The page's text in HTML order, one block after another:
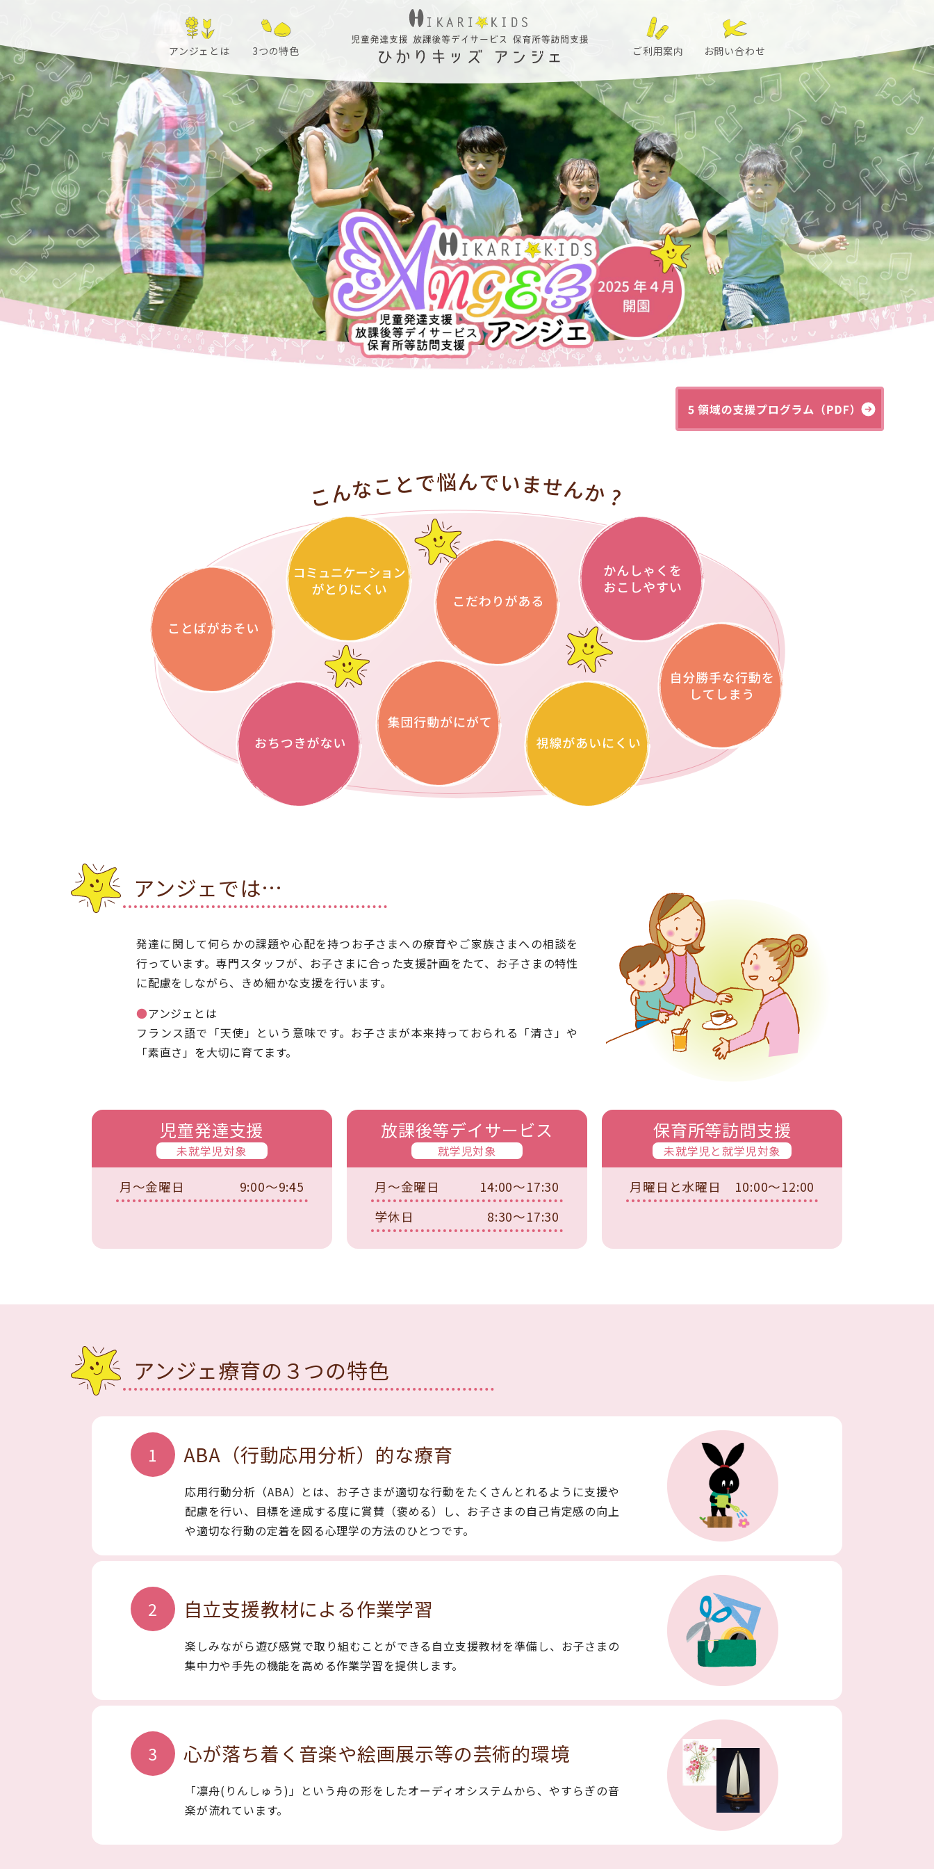
アンジェとは 3つの特色 ご利用案内 お問い合わせ
アンジェでは…
発達に関して何らかの課題や心配を持つお子さまへの療育やご家族さまへの相談を
行っています。専門スタッフが、お子さまに合った支援計画をたて、お子さまの特性
に配慮をしながら、きめ細かな支援を行います。
●アンジェとは
フランス語で「天使」という意味です。お子さまが本来持っておられる「清さ」や
「素直さ」を大切に育てます。
児童発達支援
未就学児対象
月～金曜日 9:00～9:45
放課後等デイサービス
就学児対象
月～金曜日
14:00～17:30
学休日
8:30～17:30
保育所等訪問支援
未就学児と就学児対象
月曜日と水曜日 10:00～12:00
アンジェ療育の３つの特色
1 ABA（行動応用分析）的な療育
応用行動分析（ABA）とは、お子さまが適切な行動をたくさんとれるように支援や
配慮を行い、目標を達成する度に賞賛（褒める）し、お子さまの自己肯定感の向上
や適切な行動の定着を図る心理学の方法のひとつです。
2 自立支援教材による作業学習
楽しみながら遊び感覚で取り組むことができる自立支援教材を準備し、お子さまの
集中力や手先の機能を高める作業学習を提供します。
3 心が落ち着く音楽や絵画展示等の芸術的環境
「凛舟(りんしゅう)」という舟の形をしたオーディオシステムから、やすらぎの音
楽が流れています。